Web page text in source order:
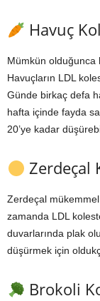
Havuç
Mümkün olduğunca
Havuçların LDL
Günde birkaç defa
hafta içinde fayda
20’ye kadar
Zerdeçal
Zerdeçal
zamanda LDL
duvarlarında plak
düşürmek için
Brokoli